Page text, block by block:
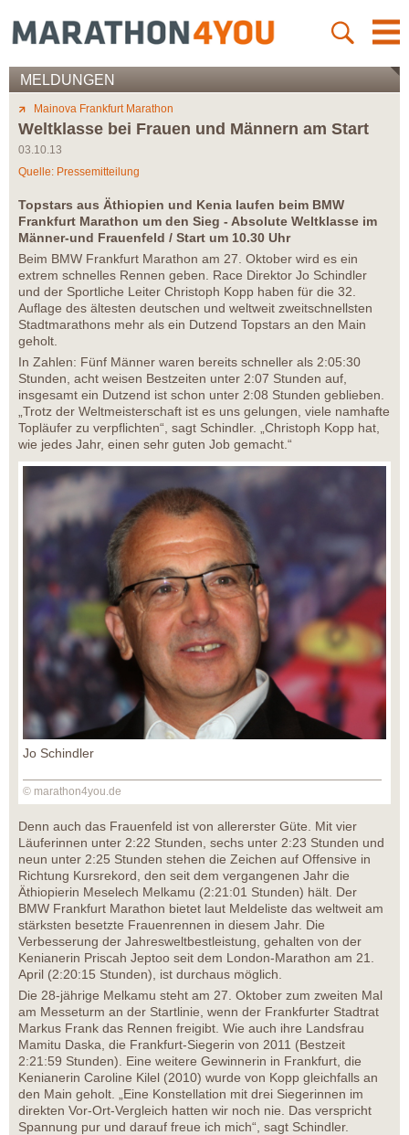
MELDUNGEN
Mainova Frankfurt Marathon
Weltklasse bei Frauen und Männern am Start
03.10.13
Quelle: Pressemitteilung
Topstars aus Äthiopien und Kenia laufen beim BMW
Frankfurt Marathon um den Sieg - Absolute Weltklasse im
Männer-und Frauenfeld / Start um 10.30 Uhr
Beim BMW Frankfurt Marathon am 27. Oktober wird es ein
extrem schnelles Rennen geben. Race Direktor Jo Schindler
und der Sportliche Leiter Christoph Kopp haben für die 32.
Auflage des ältesten deutschen und weltweit zweitschnellsten
Stadtmarathons mehr als ein Dutzend Topstars an den Main
geholt.
In Zahlen: Fünf Männer waren bereits schneller als 2:05:30
Stunden, acht weisen Bestzeiten unter 2:07 Stunden auf,
insgesamt ein Dutzend ist schon unter 2:08 Stunden geblieben.
„Trotz der Weltmeisterschaft ist es uns gelungen, viele namhafte
Topläufer zu verpflichten“, sagt Schindler. „Christoph Kopp hat,
wie jedes Jahr, einen sehr guten Job gemacht.“
Jo Schindler
© marathon4you.de
Denn auch das Frauenfeld ist von allererster Güte. Mit vier
Läuferinnen unter 2:22 Stunden, sechs unter 2:23 Stunden und
neun unter 2:25 Stunden stehen die Zeichen auf Offensive in
Richtung Kursrekord, den seit dem vergangenen Jahr die
Äthiopierin Meselech Melkamu (2:21:01 Stunden) hält. Der
BMW Frankfurt Marathon bietet laut Meldeliste das weltweit am
stärksten besetzte Frauenrennen in diesem Jahr. Die
Verbesserung der Jahresweltbestleistung, gehalten von der
Kenianerin Priscah Jeptoo seit dem London-Marathon am 21.
April (2:20:15 Stunden), ist durchaus möglich.
Die 28-jährige Melkamu steht am 27. Oktober zum zweiten Mal
am Messeturm an der Startlinie, wenn der Frankfurter Stadtrat
Markus Frank das Rennen freigibt. Wie auch ihre Landsfrau
Mamitu Daska, die Frankfurt-Siegerin von 2011 (Bestzeit
2:21:59 Stunden). Eine weitere Gewinnerin in Frankfurt, die
Kenianerin Caroline Kilel (2010) wurde von Kopp gleichfalls an
den Main geholt. „Eine Konstellation mit drei Siegerinnen im
direkten Vor-Ort-Vergleich hatten wir noch nie. Das verspricht
Spannung pur und darauf freue ich mich“, sagt Schindler.